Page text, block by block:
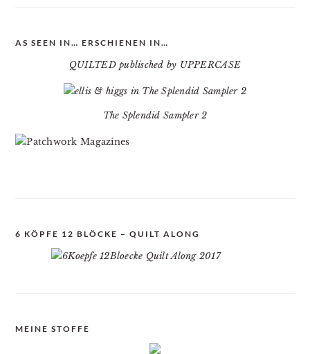
AS SEEN IN… ERSCHIENEN IN…
QUILTED publisched by UPPERCASE
The Splendid Sampler 2
6 KÖPFE 12 BLÖCKE – QUILT ALONG
MEINE STOFFE